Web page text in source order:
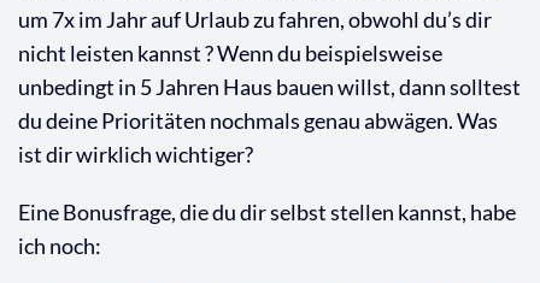
um 7x im Jahr auf Urlaub zu fahren, obwohl du’s dir
nicht leisten kannst ? Wenn du beispielsweise
unbedingt in 5 Jahren Haus bauen willst, dann solltest
du deine Prioritäten nochmals genau abwägen. Was
ist dir wirklich wichtiger?
Eine Bonusfrage, die du dir selbst stellen kannst, habe
ich noch: